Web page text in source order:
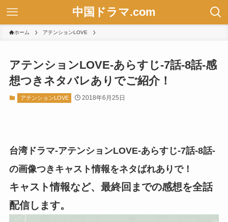
中国ドラマ.com
ホーム アテンションLOVE
アテンションLOVE-あらすじ-7話-8話-感
想つきネタバレありでご紹介！
アテンションLOVE 2018年6月25日
台湾ドラマ-アテンションLOVE-あらすじ-7話-8話-
の画像つきキャスト情報をネタばれありで！
キャスト情報など、最終回までの感想を全話
配信します。